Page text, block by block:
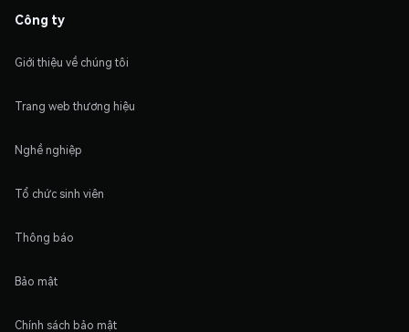
Công ty
Giới thiệu về chúng tôi
Trang web thương hiệu
Nghề nghiệp
Tổ chức sinh viên
Thông báo
Bảo mật
Chính sách bảo mật